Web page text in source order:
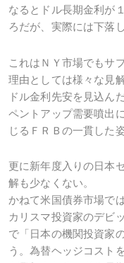
なるとドル長期金利が
ろだが、実際には下落
これはＮＹ市場でもサ
理由としては様々な見
ドル金利先安を見込ん
ペントアップ需要噴出
じるＦＲＢの一貫した姿
更に新年度入りの日本
解も少なくない。
かねて米国債券市場で
カリスマ投資家のデビ
で「日本の機関投資家
う。為替ヘッジコスト